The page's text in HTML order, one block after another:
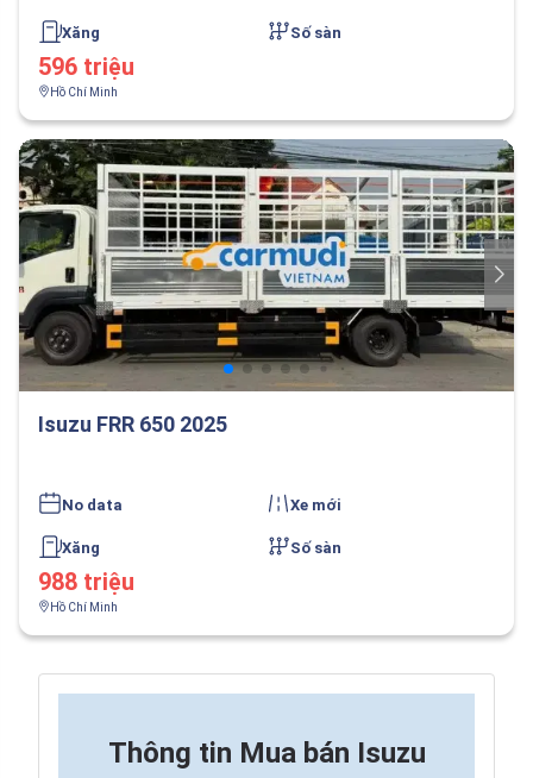
Xăng Số sàn
596 triệu
Hồ Chí Minh
Isuzu FRR 650 2025
No data Xe mới
Xăng Số sàn
988 triệu
Hồ Chí Minh
Thông tin Mua bán Isuzu